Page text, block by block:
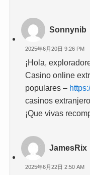
Sonnynib
2025年6月20日 9:26 PM
¡Hola,
Casino online
populares –
casinos
¡Que vivas
JamesRix
2025年6月22日 2:50 AM